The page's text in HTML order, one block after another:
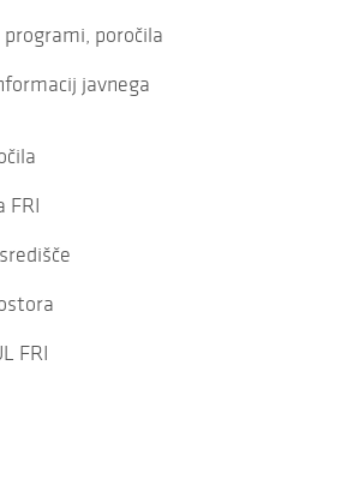
poročila
javnega
FRI
FRI